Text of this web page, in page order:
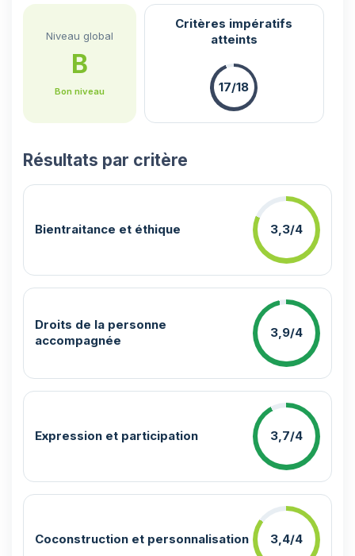
Niveau global
B
Bon niveau
Critères impératifs
atteints
17/18
Résultats par critère
Bientraitance et éthique 3,3/4
Droits de la personne
accompagnée
3,9/4
Expression et participation 3,7/4
Coconstruction et personnalisation 3,4/4